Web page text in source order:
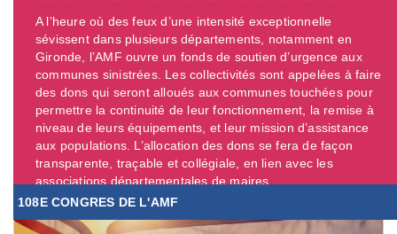
A l’heure où des feux d’une intensité exceptionnelle
sévissent dans plusieurs départements, notamment en
Gironde, l’AMF ouvre un fonds de soutien d’urgence aux
communes sinistrées. Les collectivités sont appelées à faire
des dons qui seront alloués aux communes touchées pour
permettre la continuité de leur fonctionnement, la remise à
niveau de leurs équipements, et leur mission d’assistance
aux populations. L’allocation des dons se fera de façon
transparente, traçable et collégiale, en lien avec les
associations départementales de maires. ...
108E CONGRES DE L'AMF